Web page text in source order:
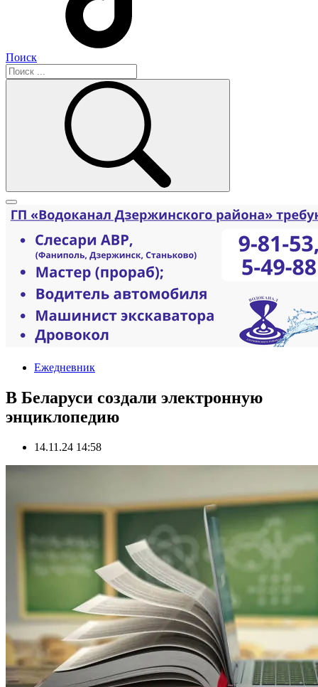
Поиск
Ежедневник
В Беларуси создали электронную
энциклопедию
14.11.24 14:58